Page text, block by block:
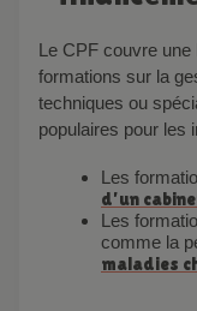
Le CPF couvre une large gamme de formations, allant des
formations sur la
techniques ou
populaires pour les
Les
d’un
Les
comme la
maladies